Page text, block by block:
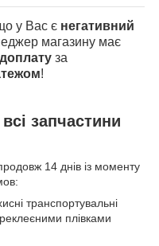
у Вас є негативний
магазину має
за
!
запчастини
14 днів із моменту
транспортувальні
плівками